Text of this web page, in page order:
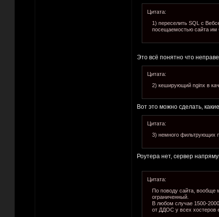
Цитата:
1) переселить SQL с
посещаемостью сайта им
Это всё понятно что
Цитата:
2) кеширующий nginx в
Вот это можно сделать,
Цитата:
3) немного фильтрующих
Роутера нет, сервер
Цитата:
По поводу сайта, вообще
ограниченный.
В любом случае 1500-
от ДДОС у всех хостеров